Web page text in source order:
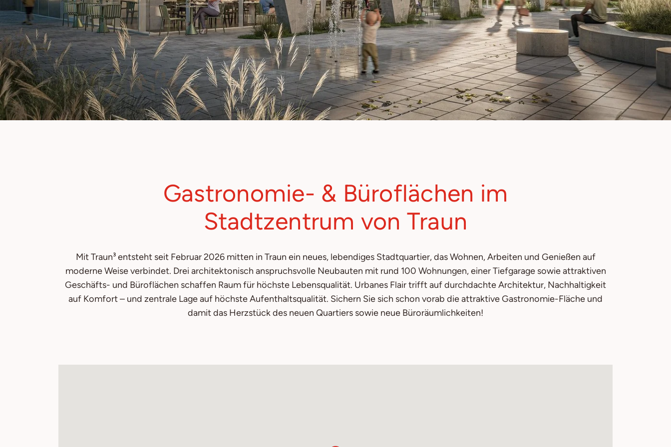
Gastronomie- & Büroflächen im
Stadtzentrum von Traun
Mit Traun³ entsteht seit Februar 2026 mitten in Traun ein neues, lebendiges Stadtquartier, das Wohnen, Arbeiten und Genießen auf
moderne Weise verbindet. Drei architektonisch anspruchsvolle Neubauten mit rund 100 Wohnungen, einer Tiefgarage sowie attraktiven
Geschäfts- und Büroflächen schaffen Raum für höchste Lebensqualität. Urbanes Flair trifft auf durchdachte Architektur, Nachhaltigkeit
auf Komfort – und zentrale Lage auf höchste Aufenthaltsqualität. Sichern Sie sich schon vorab die attraktive Gastronomie-Fläche und
damit das Herzstück des neuen Quartiers sowie neue Büroräumlichkeiten!